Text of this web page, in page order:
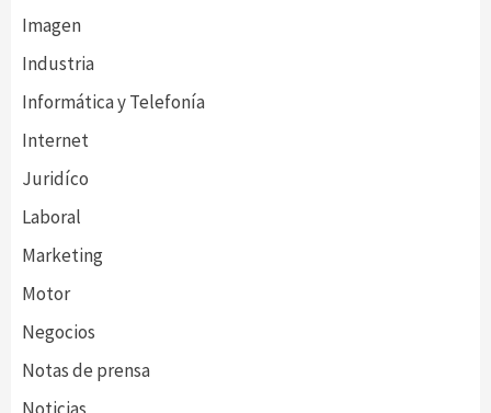
Imagen
Industria
Informática y Telefonía
Internet
Juridíco
Laboral
Marketing
Motor
Negocios
Notas de prensa